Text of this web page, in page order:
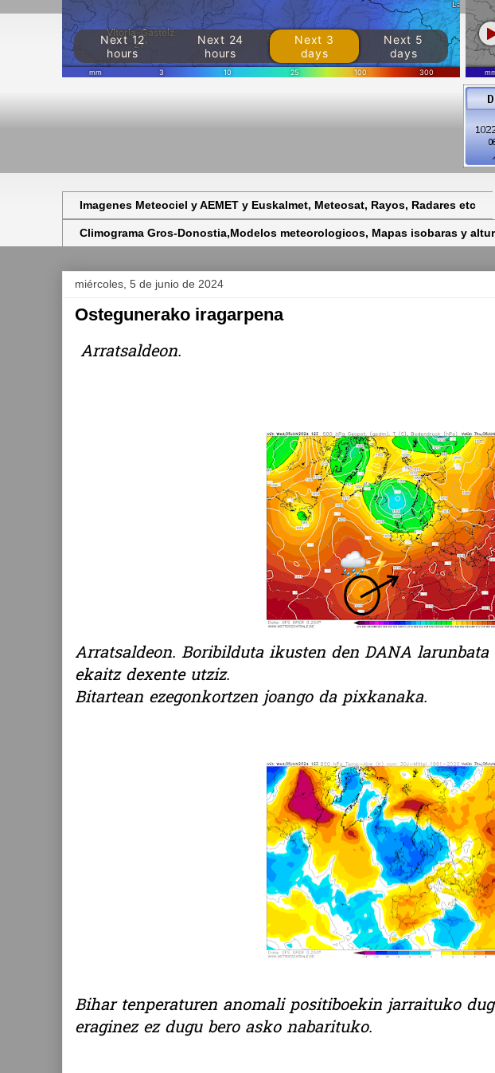
Imagenes Meteociel y AEMET y Euskalmet, Meteosat, Rayos, Radares etc
Climograma Gros-Donostia,Modelos meteorologicos, Mapas isobaras y
miércoles, 5 de junio de 2024
Ostegunerako iragarpena
Arratsaldeon.
Arratsaldeon. Boribilduta ikusten den DANA
ekaitz dexente utziz.
Bitartean ezegonkortzen joango da pixkanaka.
Bihar tenperaturen anomali positiboekin jarraituko
eraginez ez dugu bero asko nabarituko.